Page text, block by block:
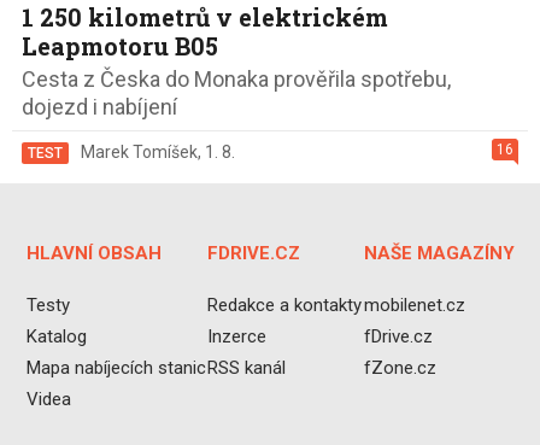
1 250 kilometrů v elektrickém
Leapmotoru B05
Cesta z Česka do Monaka prověřila spotřebu,
dojezd i nabíjení
16
TEST Marek Tomíšek, 1. 8.
HLAVNÍ OBSAH
Testy
Katalog
Mapa nabíjecích stanic
Videa
FDRIVE.CZ
Redakce a kontakty
Inzerce
RSS kanál
NAŠE MAGAZÍNY
mobilenet.cz
fDrive.cz
fZone.cz